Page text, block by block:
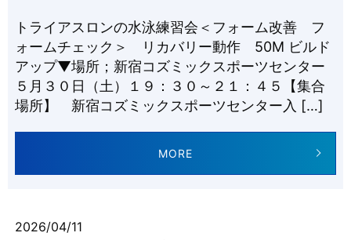
トライアスロンの水泳練習会＜フォーム改善 フ
ォームチェック＞ リカバリー動作 50M ビルド
アップ▼場所；新宿コズミックスポーツセンター
５月３０日（土）１９：３０～２１：４５【集合
場所】 新宿コズミックスポーツセンター入 […]
MORE
2026/04/11